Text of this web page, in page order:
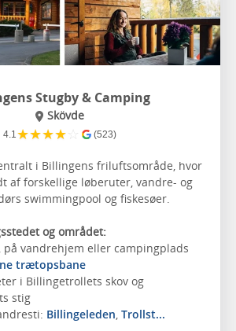
Stugby & Camping
Skövde
4.1★★★★☆ (523)
i Billingens friluftsområde, hvor
af forskellige løberuter, vandre- og
swimmingpool og fiskesøer.
og området:
på vandrehjem eller campingplads
trætopsbane
i Billingetrollets skov og
stig
Billingeleden, Trollst...